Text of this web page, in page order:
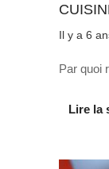
Il y a 6
Par quoi
Lire la